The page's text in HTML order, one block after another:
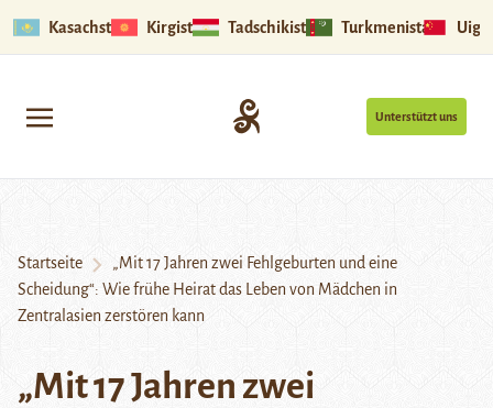
Kasachstan Kirgistan Tadschikistan Turkmenistan
Unterstützt uns
Startseite
„Mit 17 Jahren zwei Fehlgeburten und eine
Scheidung“: Wie frühe Heirat das Leben von Mädchen in
Zentralasien zerstören kann
„Mit 17 Jahren zwei